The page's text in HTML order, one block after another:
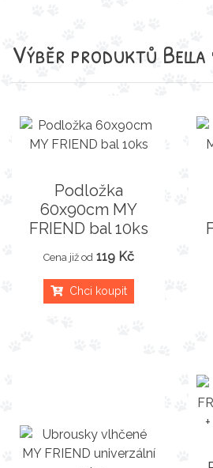
Výběr produktů Bella
Podložka
60x90cm MY
FRIEND bal 10ks
Cena již od 119 Kč
Chci koupit